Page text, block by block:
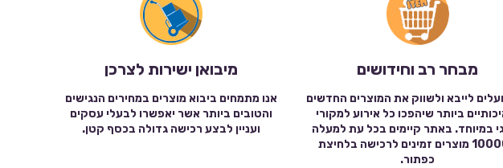
מבחר רב וחידושים
לייבא ולשווק את המוצרים החדשים
ביותר שיהפכו כל אירוע למקורי
במיוחד. באתר קיימים בכל עת למעלה
מ10000 מוצרים זמינים לרכישה בלחיצת
כפתור.
מיבואן ישירות לצרכן
אנו מתמחים ביבוא מוצרים במחירים הנגישים
והטובים ביותר אשר יאפשרו לבעלי עסקים
ועניין לבצע רכישה גדולה בכסף קטן.